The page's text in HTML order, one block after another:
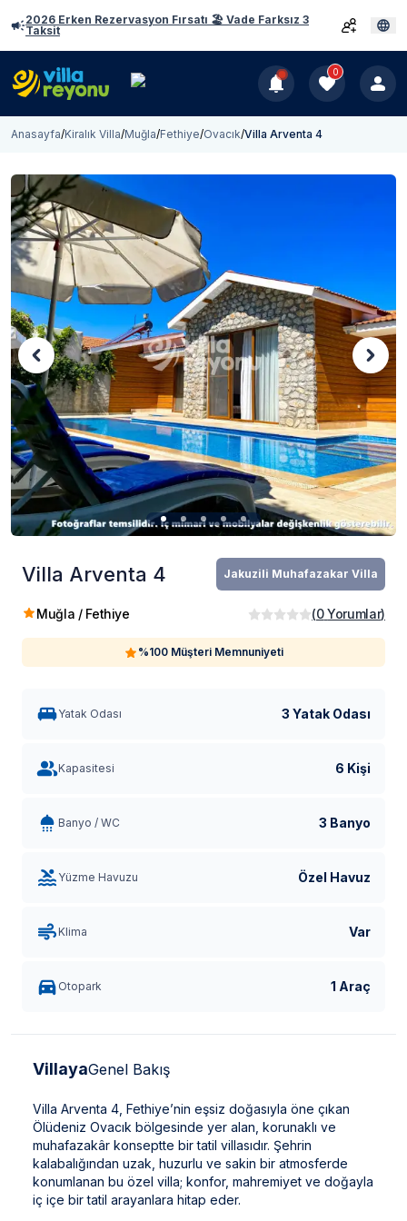
2026 Erken Rezervasyon Fırsatı 🏖️ Vade Farksız 3
Taksit
0
Anasayfa/Kiralık Villa/Muğla/Fethiye/Ovacık/Villa Arventa 4
Villa Arventa 4 Jakuzili Muhafazakar Villa
Muğla / Fethiye (0 Yorumlar)
%100 Müşteri Memnuniyeti
Yatak Odası 3 Yatak Odası
Kapasitesi 6 Kişi
Banyo / WC 3 Banyo
Yüzme Havuzu Özel Havuz
Klima Var
Otopark 1 Araç
VillayaGenel Bakış
Villa Arventa 4, Fethiye’nin eşsiz doğasıyla öne çıkan
Ölüdeniz Ovacık bölgesinde yer alan, korunaklı ve
muhafazakâr konseptte bir tatil villasıdır. Şehrin
kalabalığından uzak, huzurlu ve sakin bir atmosferde
konumlanan bu özel villa; konfor, mahremiyet ve doğayla
iç içe bir tatil arayanlara hitap eder.